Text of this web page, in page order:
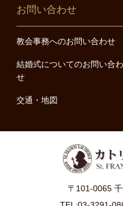
お問い合わせ
教会事務へのお問い合わせ
結婚式についてのお問い合わ
せ
交通・地図
〒101-0065